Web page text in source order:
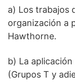
a) Los trabajos
organización a
Hawthorne.
b) La
(Grupos T y